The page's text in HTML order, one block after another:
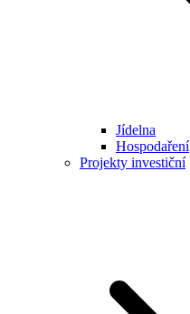
Jídelna
Hospodaření
Projekty investiční